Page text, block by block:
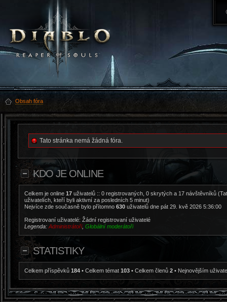
Obsah fóra
Tato stránka nemá žádná fóra.
KDO JE ONLINE
Celkem je online 17 uživatelů :: 0 registrovaných, 0 skrytých a 17 návštěvníků
uživatelích, kteří byli aktivní za posledních 5 minut)
Nejvíce zde současně bylo přítomno 630 uživatelů dne pát 29. kvě 2026 5:36:00
Registrovaní uživatelé: Žádní registrovaní uživatelé
Legenda: Administrátoři, Globální moderátoři
STATISTIKY
Celkem příspěvků 184 • Celkem témat 103 • Celkem členů 2 • Nejnovějším